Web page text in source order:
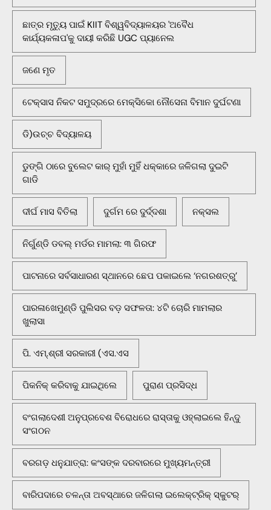
ଛାତ୍ର ମୃତ୍ୟୁ ପାଇଁ KIIT ବିଶ୍ୱବିଦ୍ୟାଳୟର 'ଅବୈଧ
କାର୍ଯ୍ୟକଳାପ'କୁ ଦାୟୀ କରିଛି UGC ପ୍ୟାନେଲ
ଜଣେ ମୃତ
ଟେକ୍ସାସ ନିକଟ ସମୁଦ୍ରରେ ମେକ୍ସିକୋ ନୌସେନା ବିମାନ ଦୁର୍ଘଟଣା
ଡି)ଉଚ୍ଚ ବିଦ୍ୟାଳୟ
ଡୁଙ୍ଗି ଠାରେ ବୁଲେଟ କାର୍ ମୁହାଁ ମୁହିଁ ଧକ୍କାରେ ଜଳିଗଲା ଦୁଇଟି
ଗାଡି
ଦୀର୍ଘ ମାସ ବିତିଲା ଦୁର୍ଗମ ରେ ଦୁର୍ଦ୍ଦଶା ନକ୍ସଲ
ନିର୍ଗୁଣ୍ଡି ଡବଲ୍ ମର୍ଡର ମାମଲା: ୩ ଗିରଫ
ପାଟନାରେ ସର୍ବସାଧାରଣ ସ୍ଥାନରେ ଛେପ ପକାଇଲେ ‘ନଗରଶତ୍ରୁ’
ପାରଳାଖେମୁଣ୍ଡି ପୁଲିସର ବଡ଼ ସଫଳତା: ୪ଟି ଚୋରି ମାମଲାର
ଖୁଲାସା
ପି. ଏମ୍.ଶ୍ରୀ ସରକାରୀ (ଏସ.ଏସ
ପିକନିକ୍‌ କରିବାକୁ ଯାଇଥିଲେ ପୁରାଣ ପ୍ରସିଦ୍ଧ
ବଂଗଲାଦେଶୀ ଅନୁପ୍ରବେଶ ବିରୋଧରେ ରାସ୍ତାକୁ ଓହ୍ଲାଇଲେ ହିନ୍ଦୁ
ସଂଗଠନ
ବରଗଡ଼ ଧନୁଯାତ୍ରା: କଂସଙ୍କ ଦରବାରରେ ମୁଖ୍ୟମନ୍ତ୍ରୀ
ବାରିପଦାରେ ଚଳନ୍ତା ଅବସ୍ଥାରେ ଜଳିଗଲା ଇଲେକ୍ଟ୍ରିକ୍ ସ୍କୁଟର୍